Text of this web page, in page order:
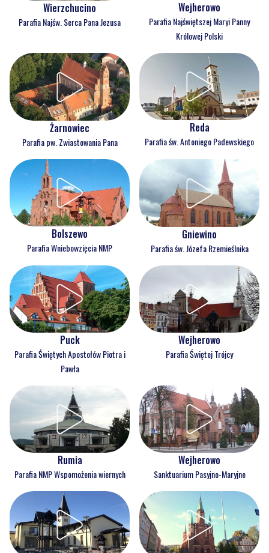
Wierzchucino
Parafia Najśw. Serca Pana Jezusa
Wejherowo
Parafia Najświętszej Maryi Panny
Królowej Polski
Żarnowiec
Parafia pw. Zwiastowania Pana
Reda
Parafia św. Antoniego Padewskiego
Bolszewo
Parafia Wniebowzięcia NMP
Gniewino
Parafia św. Józefa Rzemieślnika
Puck
Parafia Świętych Apostołów Piotra i
Pawła
Wejherowo
Parafia Świętej Trójcy
Rumia
Parafia NMP Wspomożenia wiernych
Wejherowo
Sanktuarium Pasyjno-Maryjne